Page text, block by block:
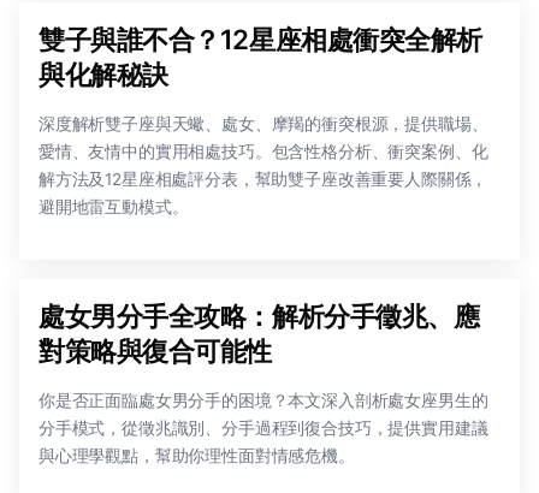
雙子與誰不合？12星座相處衝突全解析
與化解秘訣
深度解析雙子座與天蠍、處女、摩羯的衝突根源，提供職場、
愛情、友情中的實用相處技巧。包含性格分析、衝突案例、化
解方法及12星座相處評分表，幫助雙子座改善重要人際關係，
避開地雷互動模式。
處女男分手全攻略：解析分手徵兆、應
對策略與復合可能性
你是否正面臨處女男分手的困境？本文深入剖析處女座男生的
分手模式，從徵兆識別、分手過程到復合技巧，提供實用建議
與心理學觀點，幫助你理性面對情感危機。